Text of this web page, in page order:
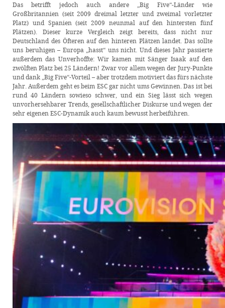
Das betrifft jedoch auch andere „Big Five“-Länder wie
Großbritannien (seit 2009 dreimal letzter und zweimal vorletzter
Platz) und Spanien (seit 2009 neunmal auf den hintersten fünf
Plätzen). Dieser kurze Vergleich zeigt bereits, dass nicht nur
Deutschland des Öfteren auf den hinteren Plätzen landet. Das sollte
uns beruhigen – Europa „hasst“ uns nicht. Und dieses Jahr passierte
außerdem das Unverhoffte: Wir kamen mit Sänger Isaak auf den
zwölften Platz bei 25 Ländern! Zwar vor allem wegen der Jury-Punkte
und dank „Big Five“-Vorteil – aber trotzdem motiviert das fürs nächste
Jahr. Außerdem geht es beim ESC gar nicht ums Gewinnen. Das ist bei
rund 40 Ländern sowieso schwer, und ein Sieg lässt sich wegen
unvorhersehbarer Trends, gesellschaftlicher Diskurse und wegen der
sehr eigenen ESC-Dynamik auch kaum bewusst herbeiführen.